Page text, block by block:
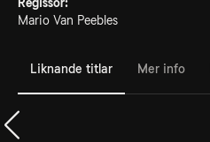
Mario Van Peebles
Liknande titlar Mer info